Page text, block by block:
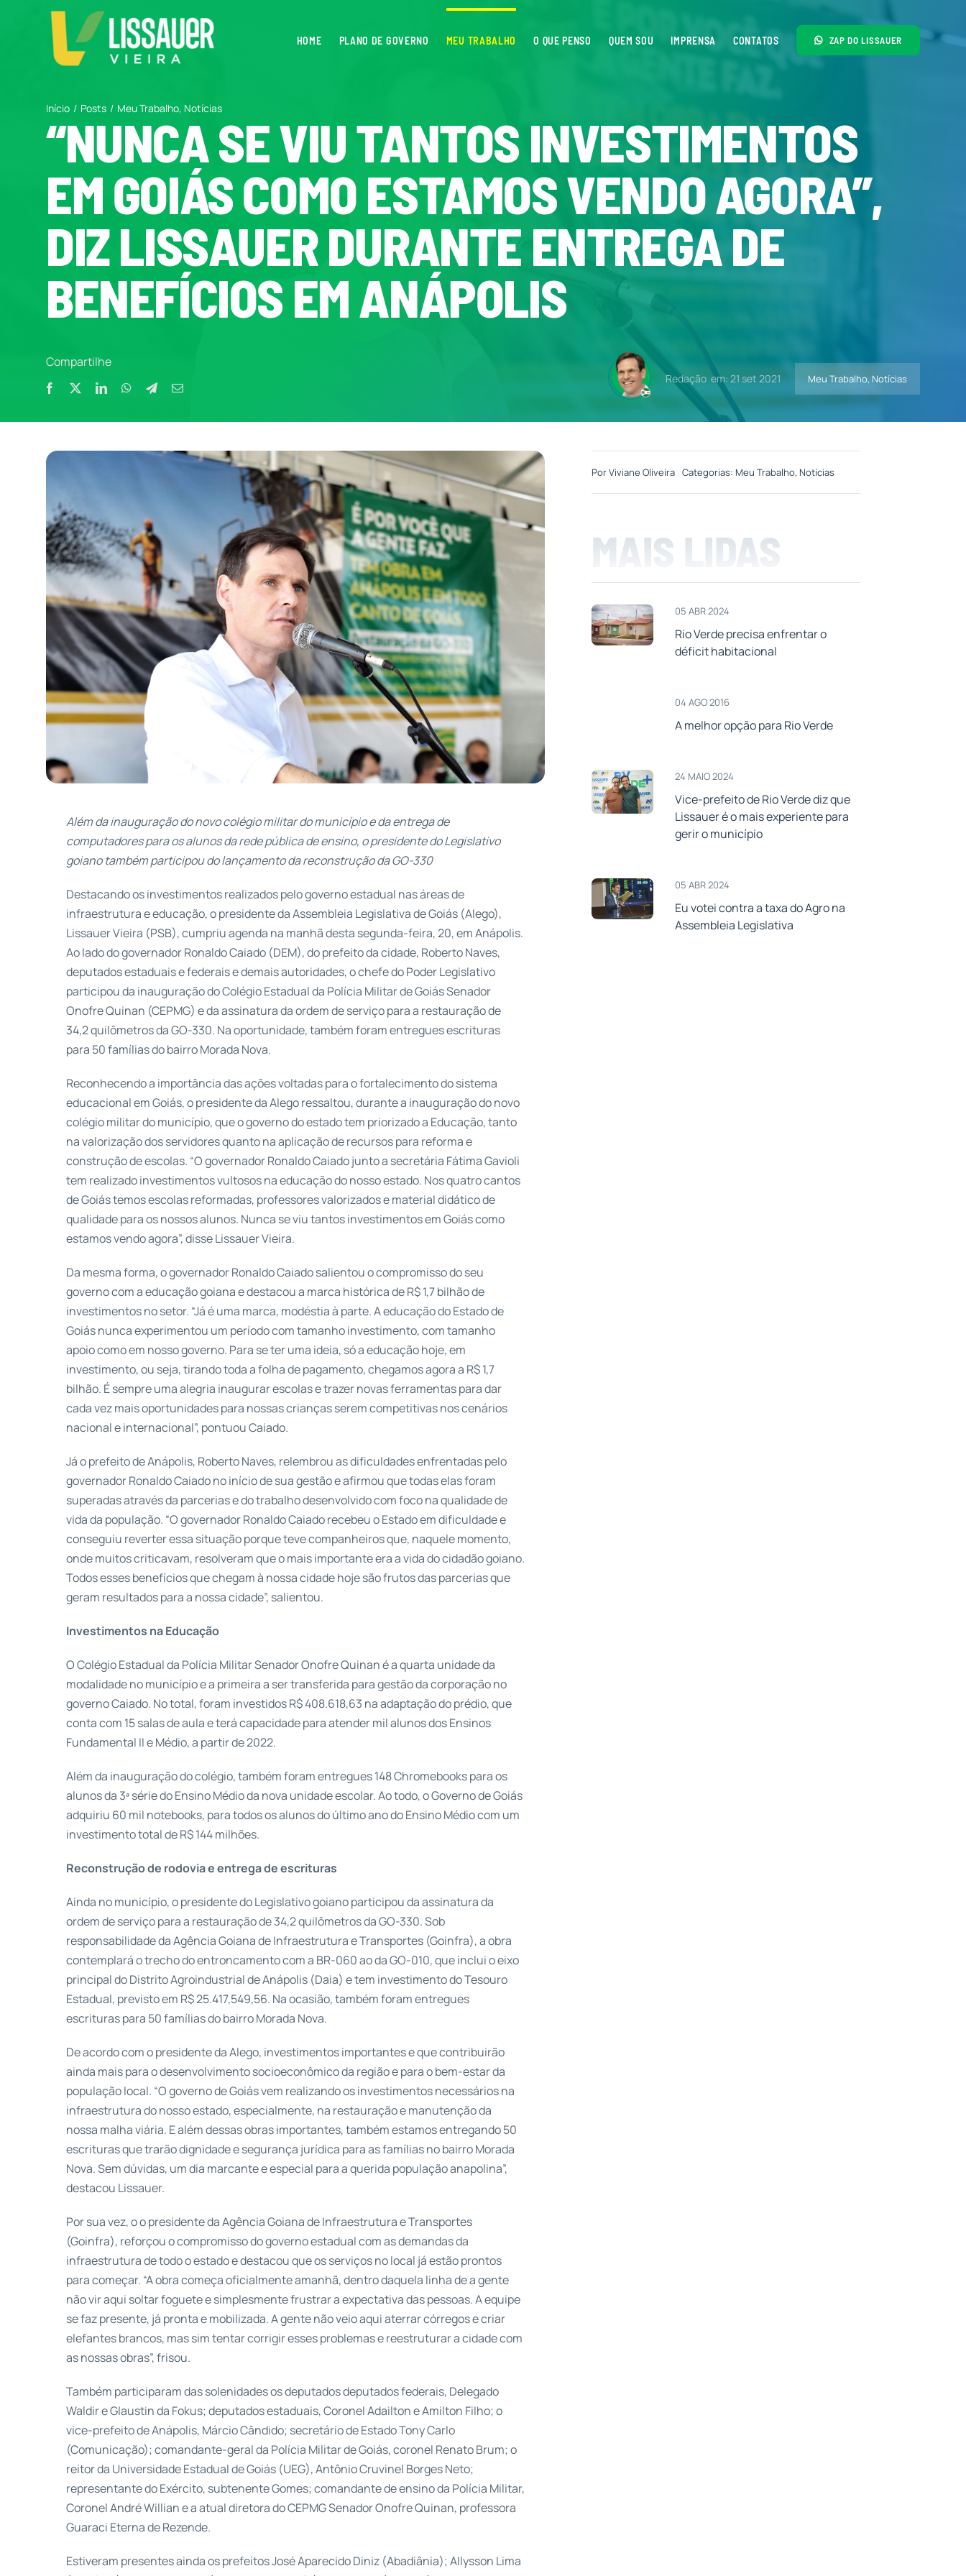
HOME PLANO DE GOVERNO MEU TRABALHO O QUE PENSO QUEM SOU IMPRENSA CONTATOS ZAP DO LISSAUER
Início Posts Meu Trabalho Notícias
“NUNCA SE VIU TANTOS INVESTIMENTOS
EM GOIÁS COMO ESTAMOS VENDO AGORA”,
DIZ LISSAUER DURANTE ENTREGA DE
BENEFÍCIOS EM ANÁPOLIS
Compartilhe
Redação em: 21 set 2021 Meu Trabalho, Notícias
Além da inauguração do novo colégio militar do município e da entrega de
computadores para os alunos da rede pública de ensino, o presidente do Legislativo
goiano também participou do lançamento da reconstrução da GO-330
Destacando os investimentos realizados pelo governo estadual nas áreas de
infraestrutura e educação, o presidente da Assembleia Legislativa de Goiás (Alego),
Lissauer Vieira (PSB), cumpriu agenda na manhã desta segunda-feira, 20, em Anápolis.
Ao lado do governador Ronaldo Caiado (DEM), do prefeito da cidade, Roberto Naves,
deputados estaduais e federais e demais autoridades, o chefe do Poder Legislativo
participou da inauguração do Colégio Estadual da Polícia Militar de Goiás Senador
Onofre Quinan (CEPMG) e da assinatura da ordem de serviço para a restauração de
34,2 quilômetros da GO-330. Na oportunidade, também foram entregues escrituras
para 50 famílias do bairro Morada Nova.
Reconhecendo a importância das ações voltadas para o fortalecimento do sistema
educacional em Goiás, o presidente da Alego ressaltou, durante a inauguração do novo
colégio militar do município, que o governo do estado tem priorizado a Educação, tanto
na valorização dos servidores quanto na aplicação de recursos para reforma e
construção de escolas. “O governador Ronaldo Caiado junto a secretária Fátima Gavioli
tem realizado investimentos vultosos na educação do nosso estado. Nos quatro cantos
de Goiás temos escolas reformadas, professores valorizados e material didático de
qualidade para os nossos alunos. Nunca se viu tantos investimentos em Goiás como
estamos vendo agora”, disse Lissauer Vieira.
Da mesma forma, o governador Ronaldo Caiado salientou o compromisso do seu
governo com a educação goiana e destacou a marca histórica de R$ 1,7 bilhão de
investimentos no setor. “Já é uma marca, modéstia à parte. A educação do Estado de
Goiás nunca experimentou um período com tamanho investimento, com tamanho
apoio como em nosso governo. Para se ter uma ideia, só a educação hoje, em
investimento, ou seja, tirando toda a folha de pagamento, chegamos agora a R$ 1,7
bilhão. É sempre uma alegria inaugurar escolas e trazer novas ferramentas para dar
cada vez mais oportunidades para nossas crianças serem competitivas nos cenários
nacional e internacional”, pontuou Caiado.
Já o prefeito de Anápolis, Roberto Naves, relembrou as dificuldades enfrentadas pelo
governador Ronaldo Caiado no início de sua gestão e afirmou que todas elas foram
superadas através da parcerias e do trabalho desenvolvido com foco na qualidade de
vida da população. “O governador Ronaldo Caiado recebeu o Estado em dificuldade e
conseguiu reverter essa situação porque teve companheiros que, naquele momento,
onde muitos criticavam, resolveram que o mais importante era a vida do cidadão goiano.
Todos esses benefícios que chegam à nossa cidade hoje são frutos das parcerias que
geram resultados para a nossa cidade”, salientou.
Investimentos na Educação
O Colégio Estadual da Polícia Militar Senador Onofre Quinan é a quarta unidade da
modalidade no município e a primeira a ser transferida para gestão da corporação no
governo Caiado. No total, foram investidos R$ 408.618,63 na adaptação do prédio, que
conta com 15 salas de aula e terá capacidade para atender mil alunos dos Ensinos
Fundamental II e Médio, a partir de 2022.
Além da inauguração do colégio, também foram entregues 148 Chromebooks para os
alunos da 3ª série do Ensino Médio da nova unidade escolar. Ao todo, o Governo de Goiás
adquiriu 60 mil notebooks, para todos os alunos do último ano do Ensino Médio com um
investimento total de R$ 144 milhões.
Reconstrução de rodovia e entrega de escrituras
Ainda no município, o presidente do Legislativo goiano participou da assinatura da
ordem de serviço para a restauração de 34,2 quilômetros da GO-330. Sob
responsabilidade da Agência Goiana de Infraestrutura e Transportes (Goinfra), a obra
contemplará o trecho do entroncamento com a BR-060 ao da GO-010, que inclui o eixo
principal do Distrito Agroindustrial de Anápolis (Daia) e tem investimento do Tesouro
Estadual, previsto em R$ 25.417,549,56. Na ocasião, também foram entregues
escrituras para 50 famílias do bairro Morada Nova.
De acordo com o presidente da Alego, investimentos importantes e que contribuirão
ainda mais para o desenvolvimento socioeconômico da região e para o bem-estar da
população local. “O governo de Goiás vem realizando os investimentos necessários na
infraestrutura do nosso estado, especialmente, na restauração e manutenção da
nossa malha viária. E além dessas obras importantes, também estamos entregando 50
escrituras que trarão dignidade e segurança jurídica para as famílias no bairro Morada
Nova. Sem dúvidas, um dia marcante e especial para a querida população anapolina”,
destacou Lissauer.
Por sua vez, o o presidente da Agência Goiana de Infraestrutura e Transportes
(Goinfra), reforçou o compromisso do governo estadual com as demandas da
infraestrutura de todo o estado e destacou que os serviços no local já estão prontos
para começar. “A obra começa oficialmente amanhã, dentro daquela linha de a gente
não vir aqui soltar foguete e simplesmente frustrar a expectativa das pessoas. A equipe
se faz presente, já pronta e mobilizada. A gente não veio aqui aterrar córregos e criar
elefantes brancos, mas sim tentar corrigir esses problemas e reestruturar a cidade com
as nossas obras”, frisou.
Também participaram das solenidades os deputados deputados federais, Delegado
Waldir e Glaustin da Fokus; deputados estaduais, Coronel Adailton e Amilton Filho; o
vice-prefeito de Anápolis, Márcio Cândido; secretário de Estado Tony Carlo
(Comunicação); comandante-geral da Polícia Militar de Goiás, coronel Renato Brum; o
reitor da Universidade Estadual de Goiás (UEG), Antônio Cruvinel Borges Neto;
representante do Exército, subtenente Gomes; comandante de ensino da Polícia Militar,
Coronel André Willian e a atual diretora do CEPMG Senador Onofre Quinan, professora
Guaraci Eterna de Rezende.
Estiveram presentes ainda os prefeitos José Aparecido Diniz (Abadiânia); Allysson Lima
PorViviane Oliveira Categorias: Meu Trabalho, Notícias
MAIS LIDAS
05 ABR 2024
Rio Verde precisa enfrentar o
déficit habitacional
04 AGO 2016
A melhor opção para Rio Verde
24 MAIO 2024
Vice-prefeito de Rio Verde diz que
Lissauer é o mais experiente para
gerir o município
05 ABR 2024
Eu votei contra a taxa do Agro na
Assembleia Legislativa